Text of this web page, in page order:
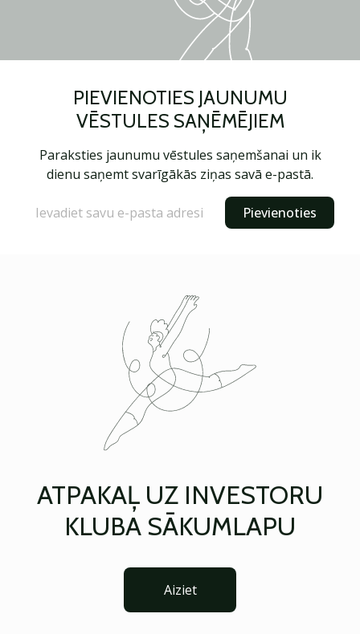
PIEVIENOTIES JAUNUMU
VĒSTULES SAŅĒMĒJIEM
Paraksties jaunumu vēstules saņemšanai un ik
dienu saņemt svarīgākās ziņas savā e-pastā.
Pievienoties
ATPAKAĻ UZ INVESTORU
KLUBA SĀKUMLAPU
Aiziet